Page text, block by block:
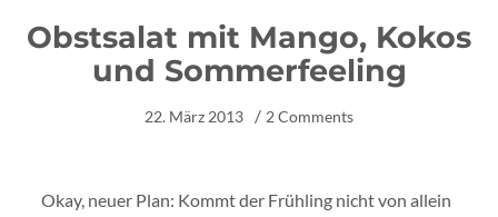
Obstsalat mit Mango, Kokos
und Sommerfeeling
22. März 2013 2 Comments
Okay, neuer Plan: Kommt der Frühling nicht von allein